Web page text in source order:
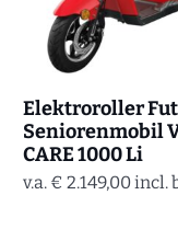
Elektroroller
Seniorenmobil
CARE 1000 Li
v.a. € 2.149,00incl.